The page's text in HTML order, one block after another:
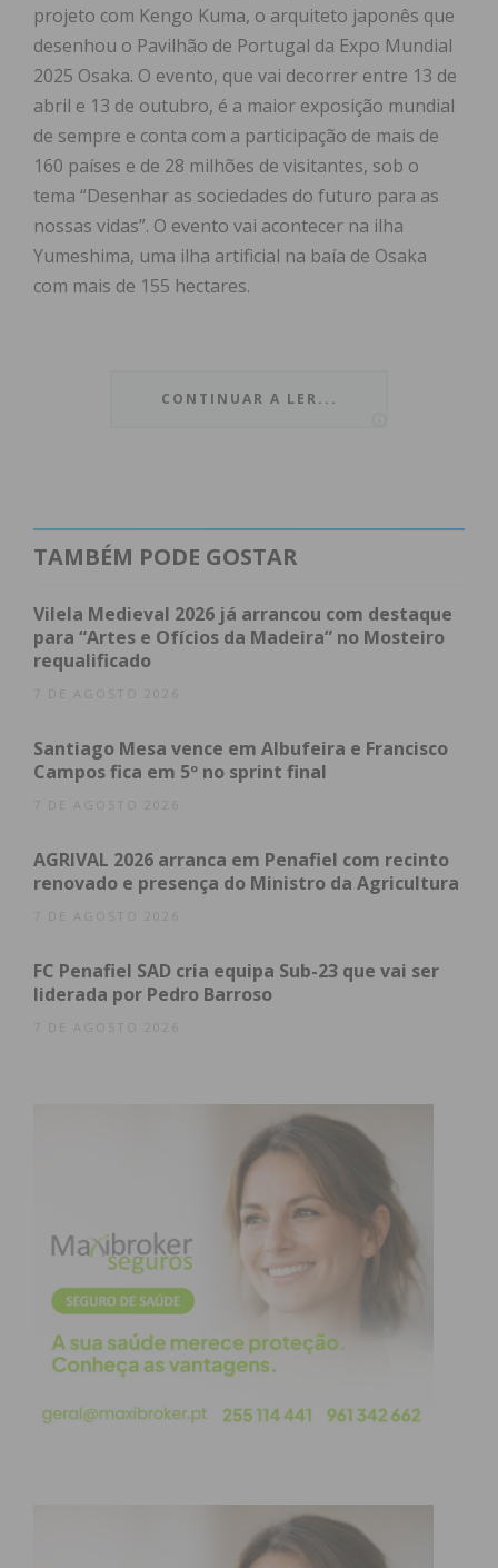
projeto com Kengo Kuma, o arquiteto japonês que
desenhou o Pavilhão de Portugal da Expo Mundial
2025 Osaka. O evento, que vai decorrer entre 13 de
abril e 13 de outubro, é a maior exposição mundial
de sempre e conta com a participação de mais de
160 países e de 28 milhões de visitantes, sob o
tema “Desenhar as sociedades do futuro para as
nossas vidas”. O evento vai acontecer na ilha
Yumeshima, uma ilha artificial na baía de Osaka
com mais de 155 hectares.
A marca portuguesa materializou mais de 40 peças
selecionadas “respeitam o saber ancestral da
comunicado.
A Antarte congratula-se por participar num
“projeto de dimensão mundial”, lembrando outros
descanso do Papa Bento XVI, o cadeirão do Papa
Francisco ou a instalação de arte Siza Vieira para o
A empresa de Rebordosa explica algumas das peças
executadas, como a mesa para colocar o livro de
freixo nacional, com diferentes diâmetros e
comprimentos, todas elas torneadas manualmente
ao longo de mais de 200 horas de trabalho
cafetaria, foram selecionadas folhas de madeira de
freixo nacional também utilizadas na estrutura dos
sofás. O revestimento é em algodão
impermeabilizado. Os bancos para o restaurante e
a área de cafetaria são em aglomerado de cortiça
nacional, torneado manualmente. Os protótipos
das peças já estão expostos no Antarte Center,
junto à entrada do Antarte Museum.
O projeto para o Pavilhão de Portugal foi
apresentado ontem, no Oceanário de Lisboa e
arquiteta portuguesa Rita Topa. Portugal vai
investir 21 milhões de euros na participação na
CONTINUAR A LER...
TAMBÉM PODE GOSTAR
Vilela Medieval 2026 já arrancou com destaque
para “Artes e Ofícios da Madeira” no Mosteiro
requalificado
7 DE AGOSTO 2026
Santiago Mesa vence em Albufeira e Francisco
Campos fica em 5º no sprint final
7 DE AGOSTO 2026
AGRIVAL 2026 arranca em Penafiel com recinto
renovado e presença do Ministro da Agricultura
7 DE AGOSTO 2026
FC Penafiel SAD cria equipa Sub-23 que vai ser
liderada por Pedro Barroso
7 DE AGOSTO 2026